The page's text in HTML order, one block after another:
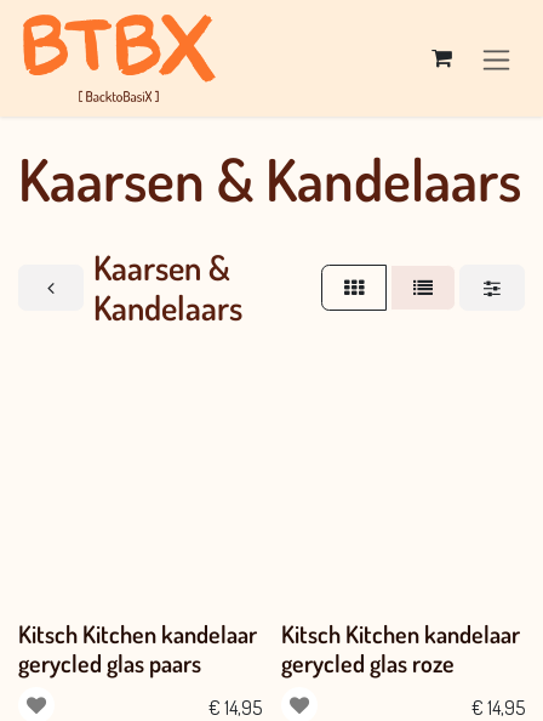
Overslaan naar inhoud
Kaarsen & Kandelaars
Kaarsen &
Kandelaars
Kitsch Kitchen kandelaar
gerycled glas paars
€ 14,95
Kitsch Kitchen kandelaar
gerycled glas roze
€ 14,95